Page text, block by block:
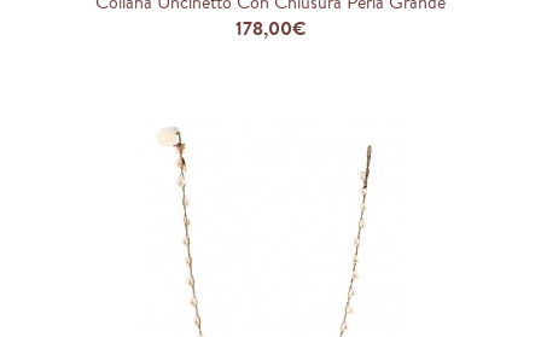
178,00€